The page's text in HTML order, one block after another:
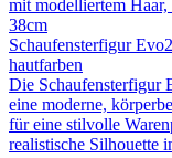
Schaufensterfigur
hautfarben
Die Schaufensterfigur
eine moderne,
für eine stilvolle
realistische Silhouette